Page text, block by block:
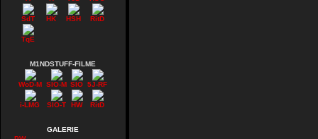
SdT HK HSH RitD
TqE
M1NDSTUFF-FILME
WoD-M SIO-M SIO 5J-RF
i-LMG SIO-T HW RitD
GALERIE